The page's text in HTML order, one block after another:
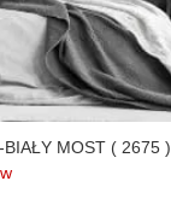
BIAŁY MOST ( 2675 )